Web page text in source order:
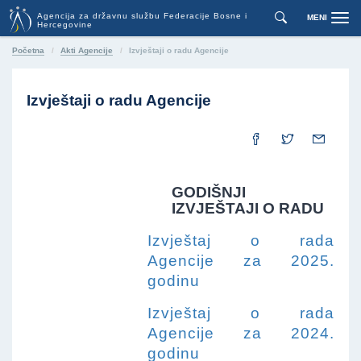
Agencija za državnu službu Federacije Bosne i
Hercegovine
MENI
Početna Akti Agencije Izvještaji o radu Agencije
Izvještaji o radu Agencije
GODIŠNJI
IZVJEŠTAJI O RADU
Izvještaj o rada
Agencije za 2025.
godinu
Izvještaj o rada
Agencije za 2024.
godinu